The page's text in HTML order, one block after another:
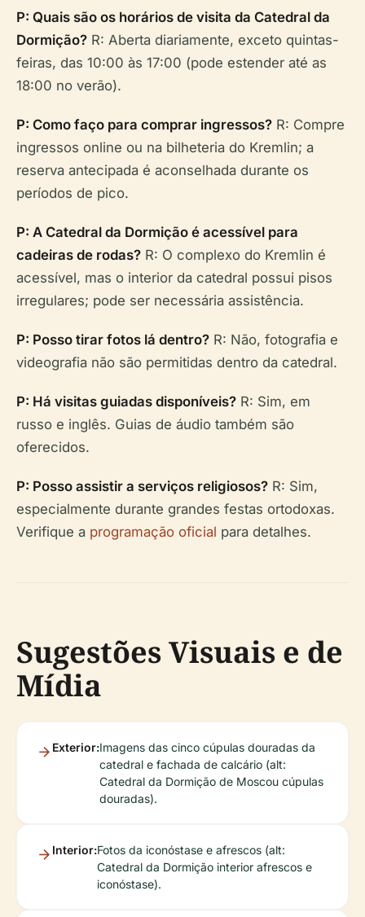
P: Quais são os horários de visita da Catedral da
Dormição? R: Aberta diariamente, exceto quintas-
feiras, das 10:00 às 17:00 (pode estender até as
18:00 no verão).
P: Como faço para comprar ingressos? R: Compre
ingressos online ou na bilheteria do Kremlin; a
reserva antecipada é aconselhada durante os
períodos de pico.
P: A Catedral da Dormição é acessível para
cadeiras de rodas? R: O complexo do Kremlin é
acessível, mas o interior da catedral possui pisos
irregulares; pode ser necessária assistência.
P: Posso tirar fotos lá dentro? R: Não, fotografia e
videografia não são permitidas dentro da catedral.
P: Há visitas guiadas disponíveis? R: Sim, em
russo e inglês. Guias de áudio também são
oferecidos.
P: Posso assistir a serviços religiosos? R: Sim,
especialmente durante grandes festas ortodoxas.
Verifique a programação oficial para detalhes.
Sugestões Visuais e de
Mídia
Exterior:Imagens das cinco cúpulas douradas da
catedral e fachada de calcário (alt:
Catedral da Dormição de Moscou cúpulas
douradas).
Interior:Fotos da iconóstase e afrescos (alt:
Catedral da Dormição interior afrescos e
iconóstase).